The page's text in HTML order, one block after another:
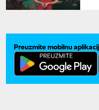
Preuzmite mobilnu